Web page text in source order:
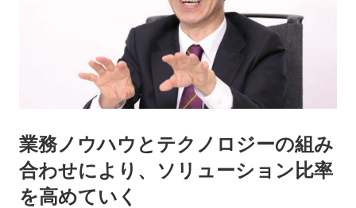
業務ノウハウとテクノロジーの組み
合わせにより、ソリューション比率
を高めていく